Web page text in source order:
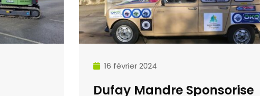
16 février 2024
Dufay Mandre Sponsorise